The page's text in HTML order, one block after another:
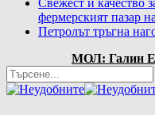
фермерският пазар
Петролът тръгна
МОЛ: Галин